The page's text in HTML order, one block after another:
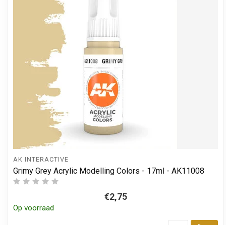
AK INTERACTIVE
Grimy Grey Acrylic Modelling Colors - 17ml - AK11008
€2,75
Op voorraad